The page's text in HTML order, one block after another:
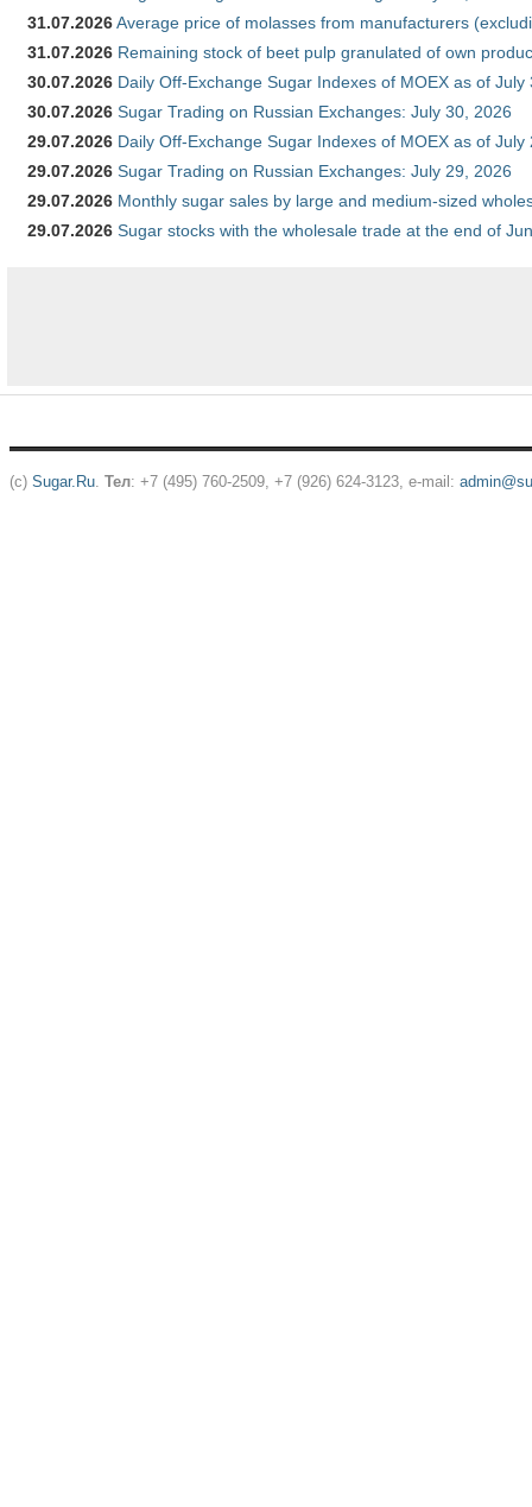
31.07.2026Average price of molasses from manufacturers
31.07.2026 Remaining stock of beet pulp granulated of own
30.07.2026 Daily Off-Exchange Sugar Indexes of MOEX as of July
30.07.2026 Sugar Trading on Russian Exchanges: July 30, 2026
29.07.2026 Daily Off-Exchange Sugar Indexes of MOEX as of July
29.07.2026 Sugar Trading on Russian Exchanges: July 29, 2026
29.07.2026 Monthly sugar sales by large and medium-sized
29.07.2026 Sugar stocks with the wholesale trade at the end of
(c) Sugar.Ru. Тел: +7 (495) 760-2509, +7 (926) 624-3123, e-mail: